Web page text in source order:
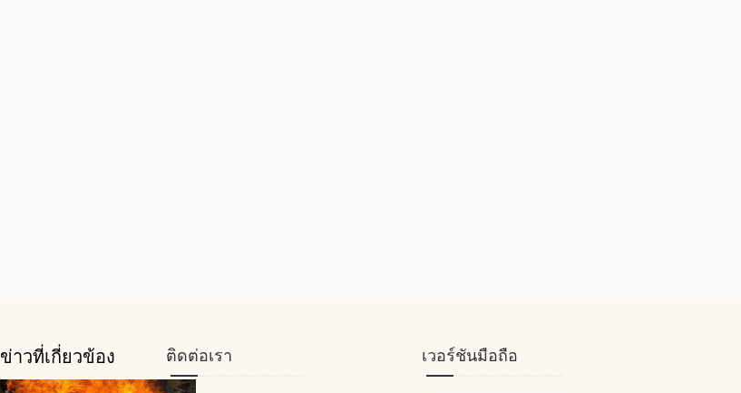
ข่าวที่เกี่ยวข้อง ติดต่อเรา เวอร์ชันมือถือ